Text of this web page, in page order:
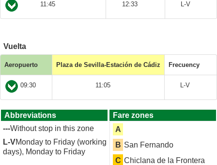
11:45 12:33 L-V
Vuelta
Aeropuerto Plaza de Sevilla-Estación de Cádiz Frecuency
09:30 11:05 L-V
Abbreviations
---Without stop in this zone
L-VMonday to Friday (working
days), Monday to Friday
Fare zones
A
B San Fernando
C Chiclana de la Frontera